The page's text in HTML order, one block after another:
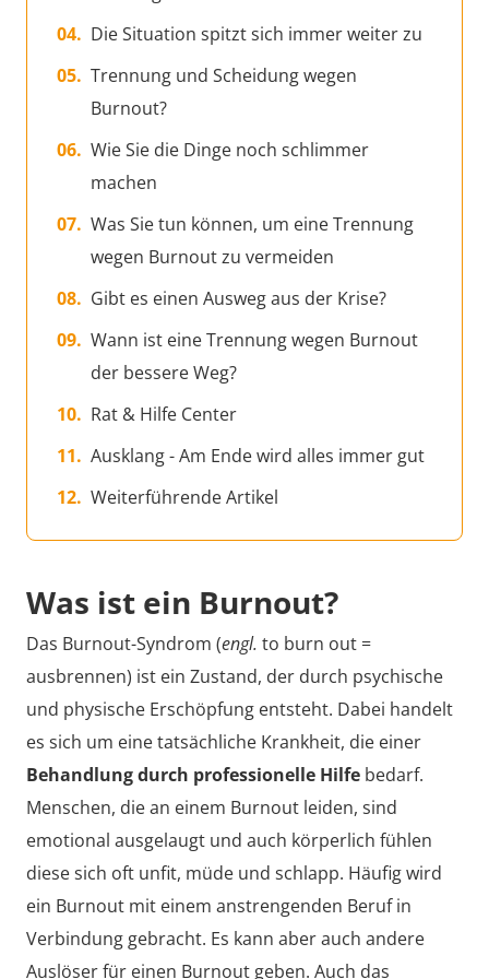
Die Situation spitzt sich immer weiter zu
Trennung und Scheidung wegen
Burnout?
Wie Sie die Dinge noch schlimmer
machen
Was Sie tun können, um eine Trennung
wegen Burnout zu vermeiden
Gibt es einen Ausweg aus der Krise?
Wann ist eine Trennung wegen Burnout
der bessere Weg?
Rat & Hilfe Center
Ausklang - Am Ende wird alles immer gut
Weiterführende Artikel
Was ist ein Burnout?
Das Burnout-Syndrom (engl. to burn out =
ausbrennen) ist ein Zustand, der durch psychische
und physische Erschöpfung entsteht. Dabei handelt
es sich um eine tatsächliche Krankheit, die einer
Behandlung durch professionelle Hilfe bedarf.
Menschen, die an einem Burnout leiden, sind
emotional ausgelaugt und auch körperlich fühlen
diese sich oft unfit, müde und schlapp. Häufig wird
ein Burnout mit einem anstrengenden Beruf in
Verbindung gebracht. Es kann aber auch andere
Auslöser für einen Burnout geben. Auch das